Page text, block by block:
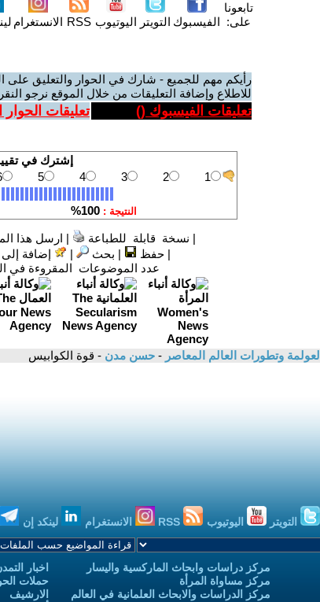
تابعونا
على: الفيسبوك التويتر اليوتيوب RSS الانستغرام
رأيكم مهم للجميع - شارك في الحوار والتعليق على
للاطلاع وإضافة التعليقات من خلال الموقع نرجو
تعليقات الفيسبوك () تعليقات
| نسخة قابلة للطباعة | ارسل هذا
|حفظ | بحث | إضافة
عدد الموضوعات المقروءة في
العولمة وتطورات العالم المعاصر - حسن مدن - قوة الكوابيس
التويتر اليوتيوب الانستغرام لينكد إن
مركز دراسات وابحاث الماركسية واليسار
مركز مساواة المرأة
مركز الدراسات والابحاث العلمانية في العالم
اخبار
حملات
الارشيف